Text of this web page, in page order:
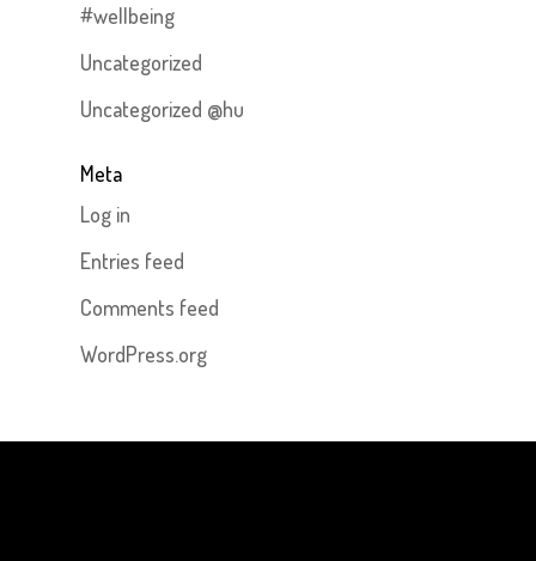
#wellbeing
Uncategorized
Uncategorized @hu
Meta
Log in
Entries feed
Comments feed
WordPress.org